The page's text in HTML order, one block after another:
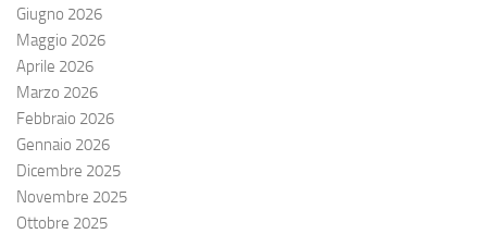
Giugno 2026
Maggio 2026
Aprile 2026
Marzo 2026
Febbraio 2026
Gennaio 2026
Dicembre 2025
Novembre 2025
Ottobre 2025